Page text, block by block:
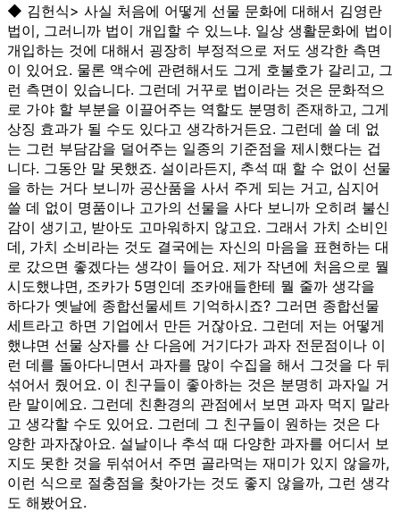
◆ 김헌식> 사실 처음에 어떻게 선물 문화에 대해서 김영란
법이, 그러니까 법이 개입할 수 있느냐. 일상 생활문화에 법이
개입하는 것에 대해서 굉장히 부정적으로 저도 생각한 측면
이 있어요. 물론 액수에 관련해서도 그게 호불호가 갈리고, 그
런 측면이 있습니다. 그런데 거꾸로 법이라는 것은 문화적으
로 가야 할 부분을 이끌어주는 역할도 분명히 존재하고, 그게
상징 효과가 될 수도 있다고 생각하거든요. 그런데 쓸 데 없
는 그런 부담감을 덜어주는 일종의 기준점을 제시했다는 겁
니다. 그동안 말 못했죠. 설이라든지, 추석 때 할 수 없이 선물
을 하는 거다 보니까 공산품을 사서 주게 되는 거고, 심지어
쓸 데 없이 명품이나 고가의 선물을 사다 보니까 오히려 불신
감이 생기고, 받아도 고마워하지 않고요. 그래서 가치 소비인
데, 가치 소비라는 것도 결국에는 자신의 마음을 표현하는 대
로 갔으면 좋겠다는 생각이 들어요. 제가 작년에 처음으로 뭘
시도했냐면, 조카가 5명인데 조카애들한테 뭘 줄까 생각을
하다가 옛날에 종합선물세트 기억하시죠? 그러면 종합선물
세트라고 하면 기업에서 만든 거잖아요. 그런데 저는 어떻게
했냐면 선물 상자를 산 다음에 거기다가 과자 전문점이나 이
런 데를 돌아다니면서 과자를 많이 수집을 해서 그것을 다 뒤
섞어서 줬어요. 이 친구들이 좋아하는 것은 분명히 과자일 거
란 말이에요. 그런데 친환경의 관점에서 보면 과자 먹지 말라
고 생각할 수도 있어요. 그런데 그 친구들이 원하는 것은 다
양한 과자잖아요. 설날이나 추석 때 다양한 과자를 어디서 보
지도 못한 것을 뒤섞어서 주면 골라먹는 재미가 있지 않을까,
이런 식으로 절충점을 찾아가는 것도 좋지 않을까, 그런 생각
도 해봤어요.